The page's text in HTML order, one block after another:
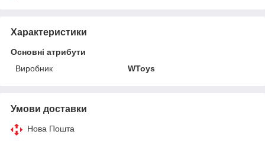
Характеристики
Основні атрибути
Виробник
WToys
Умови доставки
Нова Пошта